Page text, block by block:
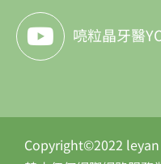
喨粒晶牙醫
Copyright©2022 leyan